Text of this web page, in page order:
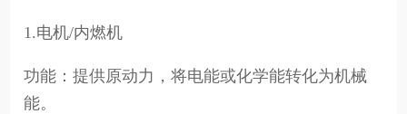
1.电机/内燃机
功能：提供原动力，将电能或化学能转化为机械
能。